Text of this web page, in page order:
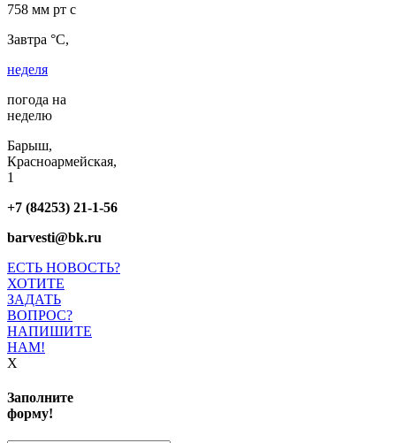
758 мм рт с
Завтра °C,
неделя
погода на
неделю
Барыш,
Красноармейская,
1
+7 (84253) 21-1-56
barvesti@bk.ru
ЕСТЬ НОВОСТЬ?
ХОТИТЕ
ЗАДАТЬ
ВОПРОС?
НАПИШИТЕ
НАМ!
X
Заполните
форму!